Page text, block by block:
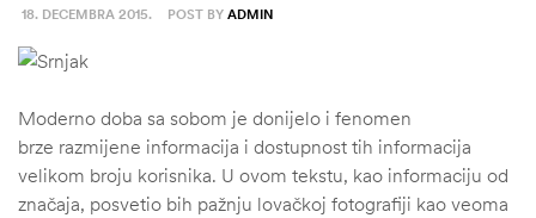
18. DECEMBRA 2015. POST BY ADMIN
Moderno doba sa sobom je donijelo i fenomen
brze razmijene informacija i dostupnost tih informacija
velikom broju korisnika. U ovom tekstu, kao informaciju od
značaja, posvetio bih pažnju lovačkoj fotografiji kao veoma